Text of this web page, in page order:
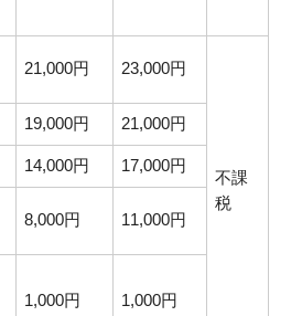
21,000円 23,000円
不課
税
19,000円 21,000円
14,000円 17,000円
8,000円 11,000円
1,000円 1,000円